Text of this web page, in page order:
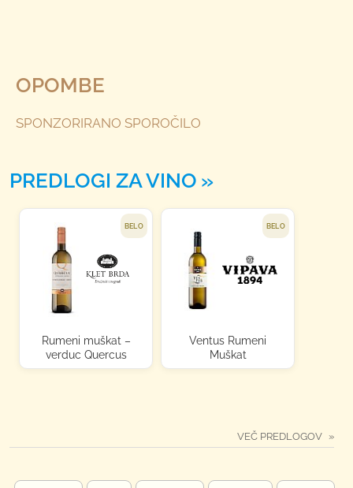
OPOMBE
SPONZORIRANO SPOROČILO
PREDLOGI ZA VINO
BELO
Rumeni muškat –
verduc Quercus
BELO
Ventus Rumeni
Muškat
VEČ PREDLOGOV